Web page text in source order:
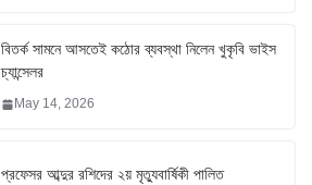
বিতর্ক সামনে আসতেই কঠোর ব্যবস্থা নিলেন খুকৃবি ভাইস
চ্যান্সেলর
May 14, 2026
প্রফেসর আব্দুর রশিদের ২য় মৃত্যুবার্ষিকী পালিত